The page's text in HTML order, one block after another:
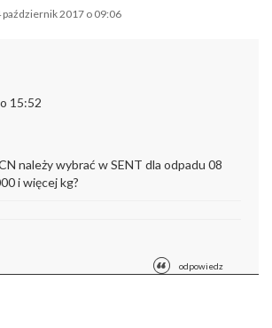
październik 2017 o 09:06
15:52
należy wybrać w SENT dla odpadu 08
i więcej kg?
odpowiedz